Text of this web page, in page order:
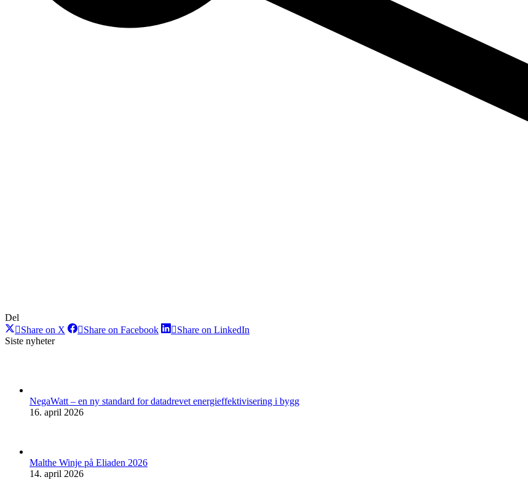
Del
Share on X ShareShare on FacebookShareShare on LinkedIn
Siste nyheter
NegaWatt – en ny standard for datadrevet energieffektivisering i bygg
16. april 2026
Malthe Winje på Eliaden 2026
14. april 2026